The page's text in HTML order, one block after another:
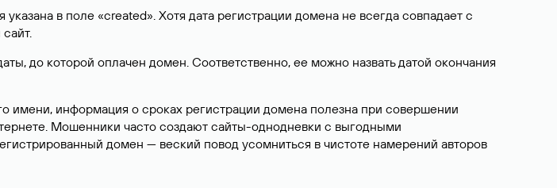
в поле «created». Хотя дата регистрации домена не всегда совпадает с
до которой оплачен домен. Соответственно, ее можно назвать датой окончания
имени, информация о сроках регистрации домена полезна при совершении
Мошенники часто создают сайты-однодневки с выгодными
домен — веский повод усомниться в чистоте намерений авторов